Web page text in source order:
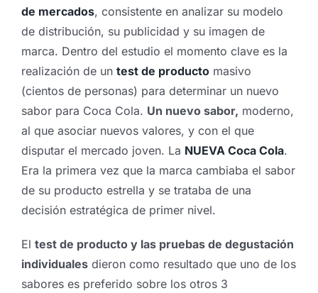
de mercados, consistente en analizar su modelo
de distribución, su publicidad y su imagen de
marca. Dentro del estudio el momento clave es la
realización de un test de productomasivo
(cientos de personas) para determinar un nuevo
sabor para Coca Cola. Un nuevo sabor, moderno,
al que asociar nuevos valores, y con el que
disputar el mercado joven. La NUEVA Coca Cola.
Era la primera vez que la marca cambiaba el sabor
de su producto estrella y se trataba de una
decisión estratégica de primer nivel.
El test de producto y las pruebas de degustación
individualesdieron como resultado que uno de los
sabores es preferido sobre los otros 3